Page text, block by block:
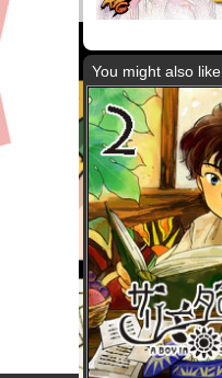
You might also like